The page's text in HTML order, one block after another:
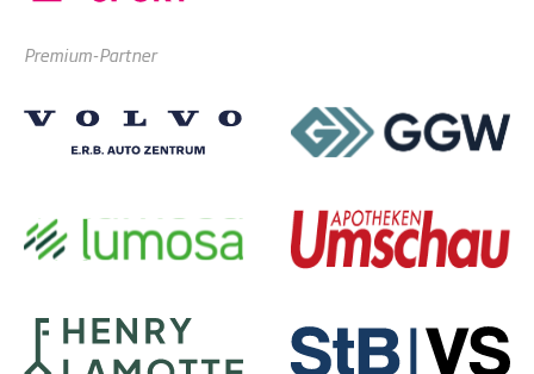
Premium-Partner